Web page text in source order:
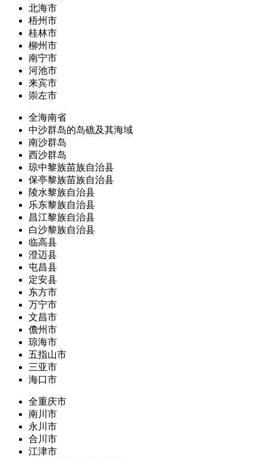
北海市
梧州市
桂林市
柳州市
南宁市
河池市
来宾市
崇左市
全海南省
中沙群岛的岛礁及其海域
南沙群岛
西沙群岛
琼中黎族苗族自治县
保亭黎族苗族自治县
陵水黎族自治县
乐东黎族自治县
昌江黎族自治县
白沙黎族自治县
临高县
澄迈县
屯昌县
定安县
东方市
万宁市
文昌市
儋州市
琼海市
五指山市
三亚市
海口市
全重庆市
南川市
永川市
合川市
江津市